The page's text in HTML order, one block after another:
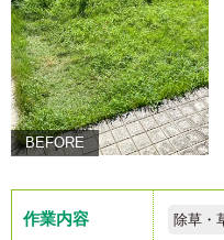
BEFORE
作業内容 除草・